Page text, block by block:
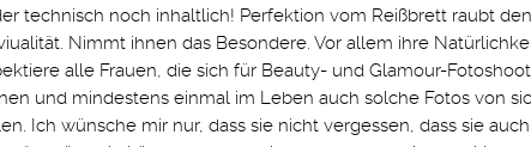
technisch noch inhaltlich! Perfektion vom Reißbrett raubt
Nimmt ihnen das Besondere. Vor allem ihre
alle Frauen, die sich für Beauty- und Glamour-
und mindestens einmal im Leben auch solche Fotos von
Ich wünsche mir nur, dass sie nicht vergessen, dass sie